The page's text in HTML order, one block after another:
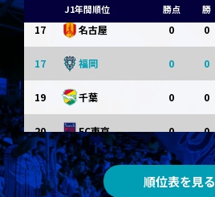
J1年間順位 勝点 勝
17 名古屋 0 0
17 福岡 0 0
19 千葉 0 0
20 FC東京 0 0
順位表を見る